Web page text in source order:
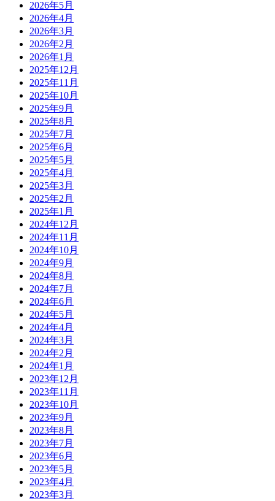
2026年5月
2026年4月
2026年3月
2026年2月
2026年1月
2025年12月
2025年11月
2025年10月
2025年9月
2025年8月
2025年7月
2025年6月
2025年5月
2025年4月
2025年3月
2025年2月
2025年1月
2024年12月
2024年11月
2024年10月
2024年9月
2024年8月
2024年7月
2024年6月
2024年5月
2024年4月
2024年3月
2024年2月
2024年1月
2023年12月
2023年11月
2023年10月
2023年9月
2023年8月
2023年7月
2023年6月
2023年5月
2023年4月
2023年3月